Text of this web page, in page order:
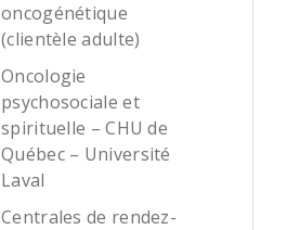
oncogénétique
(clientèle adulte)
Oncologie
psychosociale et
spirituelle – CHU de
Québec – Université
Laval
Centrales de rendez-